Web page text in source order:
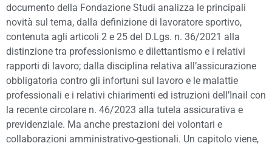
documento della Fondazione Studi analizza le principali
novità sul tema, dalla definizione di lavoratore sportivo,
contenuta agli articoli 2 e 25 del D.Lgs. n. 36/2021 alla
distinzione tra professionismo e dilettantismo e i relativi
rapporti di lavoro; dalla disciplina relativa all’assicurazione
obbligatoria contro gli infortuni sul lavoro e le malattie
professionali e i relativi chiarimenti ed istruzioni dell’Inail con
la recente circolare n. 46/2023 alla tutela assicurativa e
previdenziale. Ma anche prestazioni dei volontari e
collaborazioni amministrativo-gestionali. Un capitolo viene,